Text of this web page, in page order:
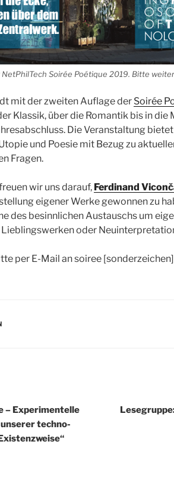
Soirée Poétique 2019. Bitte
mit der zweiten Auflage der Soirée
Klassik, über die Romantik bis in die
Die Veranstaltung
und Poesie mit Bezug zu
Fragen.
wir uns darauf, Ferdinand
eigener Werke gewonnen zu
des besinnlichen Austauschs um
oder
per E-Mail an soiree
– Experimentelle
techno-